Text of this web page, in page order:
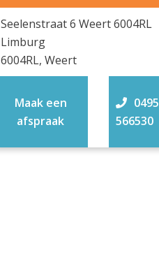
Seelenstraat 6 Weert 6004RL
Limburg
6004RL, Weert
0495
566530
Maak een
afspraak